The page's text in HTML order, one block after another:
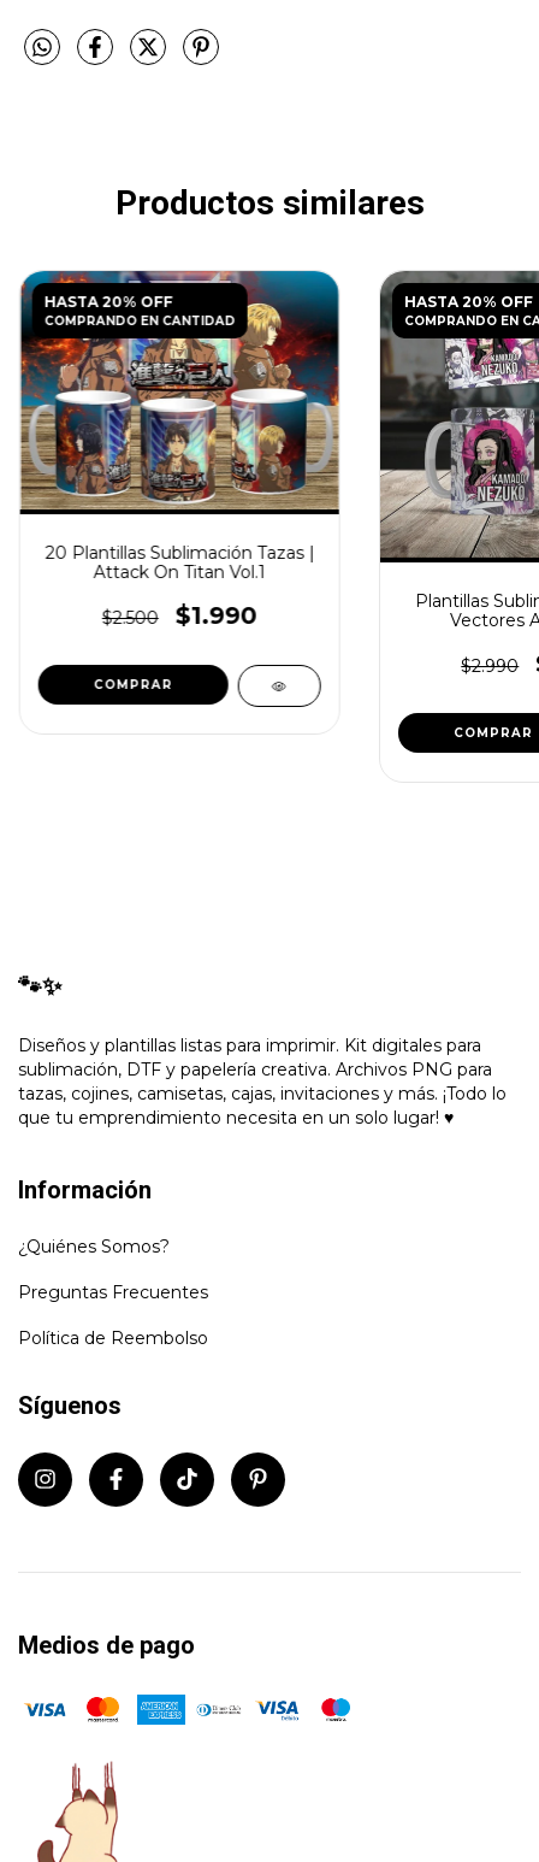
Productos similares
HASTA 20% OFF
COMPRANDO EN CANTIDAD
20 Plantillas Sublimación Tazas |
Attack On Titan Vol.1
$2.500 $1.990
HASTA 20% OFF
COMPRANDO EN
Plantillas
Vectores
$2.990
🐾✨
Diseños y plantillas listas para imprimir. Kit digitales para
sublimación, DTF y papelería creativa. Archivos PNG para
tazas, cojines, camisetas, cajas, invitaciones y más. ¡Todo lo
que tu emprendimiento necesita en un solo lugar! ♥
Información
¿Quiénes Somos?
Preguntas Frecuentes
Política de Reembolso
Síguenos
Medios de pago